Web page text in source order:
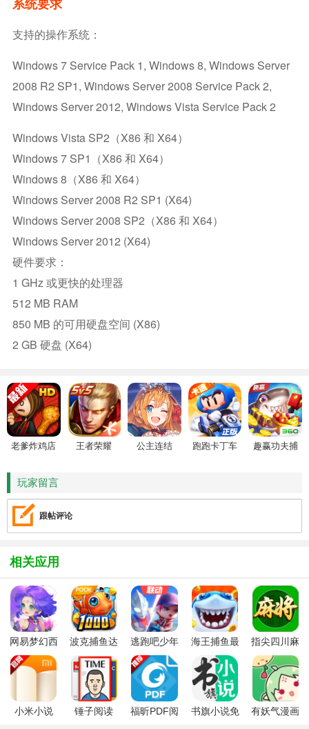
支持的操作系统：
Windows 7 Service Pack 1, Windows 8, Windows Server
2008 R2 SP1, Windows Server 2008 Service Pack 2,
Windows Server 2012, Windows Vista Service Pack 2
Windows Vista SP2（x86 和 X64）
Windows 7 SP1（x86 和 X64）
Windows 8（x86 和 X64）
Windows Server 2008 R2 SP1 (x64)
Windows Server 2008 SP2（x86 和 X64）
Windows Server 2012 (x64)
硬件要求：
1 GHz 或更快的处理器
512 MB RAM
850 MB 的可用硬盘空间 (x86)
2 GB 硬盘 (x64)
老爹炸鸡店
王者荣耀 公主连结 跑跑卡丁车
趣赢功夫捕
玩家留言
跟帖评论
相关应用
网易梦幻西
游手游
波克捕鱼达
人千炮版
2022微信版
本
逃跑吧少年
九游版最新
版
海王捕鱼最
新版官方正
版
指尖四川麻
将app最新
版
小米小说
锤子阅读
福昕PDF阅
书旗小说免
有妖气漫画